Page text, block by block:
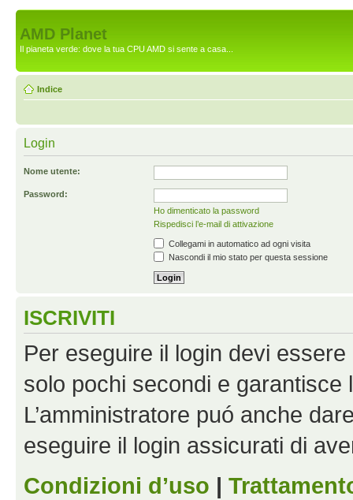
AMD Planet
Il pianeta verde: dove la tua CPU AMD si sente a casa...
Indice
Login
Nome utente:
Password:
Ho dimenticato la password
Rispedisci l’e-mail di attivazione
Collegami in automatico ad ogni visita
Nascondi il mio stato per questa sessione
ISCRIVITI
Per eseguire il login devi
solo pochi secondi e garantisce
L’amministratore puó anche
eseguire il login assicurati di
Condizioni d’uso |